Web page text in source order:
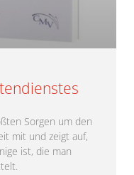
Sorgen um den
mit und zeigt auf,
ist, die man